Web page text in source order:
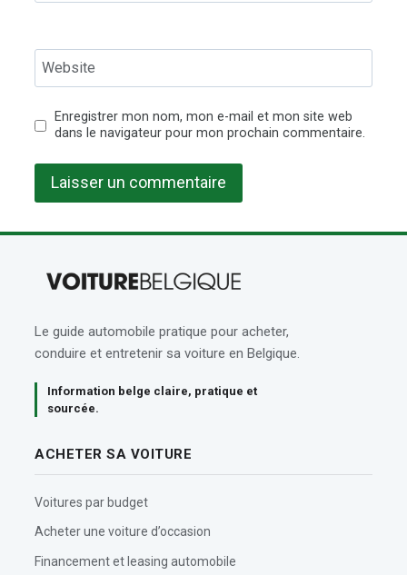
Website
Enregistrer mon nom, mon e-mail et mon site web
dans le navigateur pour mon prochain commentaire.
Le guide automobile pratique pour acheter,
conduire et entretenir sa voiture en Belgique.
Information belge claire, pratique et
sourcée.
ACHETER SA VOITURE
Voitures par budget
Acheter une voiture d’occasion
Financement et leasing automobile